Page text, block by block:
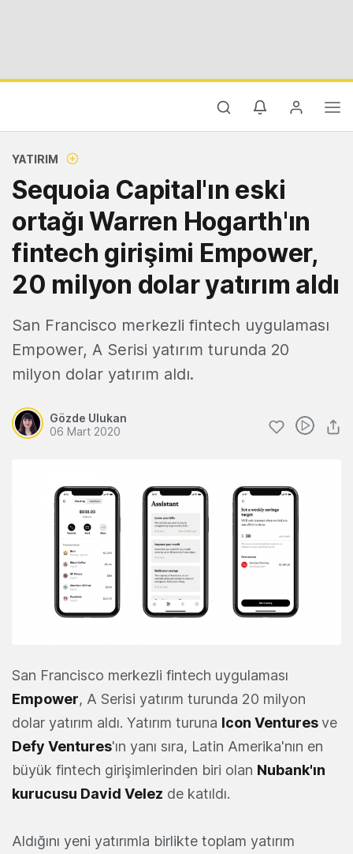
YATIRIM
Sequoia Capital'ın eski
ortağı Warren Hogarth'ın
fintech girişimi Empower,
20 milyon dolar yatırım aldı
San Francisco merkezli fintech uygulaması
Empower, A Serisi yatırım turunda 20
milyon dolar yatırım aldı.
Gözde Ulukan
06 Mart 2020
San Francisco merkezli fintech uygulaması
Empower, A Serisi yatırım turunda 20 milyon
dolar yatırım aldı. Yatırım turuna Icon Venturesve
Defy Ventures'ın yanı sıra, Latin Amerika'nın en
büyük fintech girişimlerinden biri olan Nubank'ın
kurucusu David Velez de katıldı.
Aldığını yeni yatırımla birlikte toplam yatırım